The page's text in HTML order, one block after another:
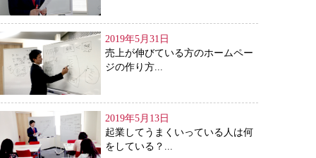
2019年5月31日
売上が伸びている方のホームペー
ジの作り方...
2019年5月13日
起業してうまくいっている人は何
をしている？...